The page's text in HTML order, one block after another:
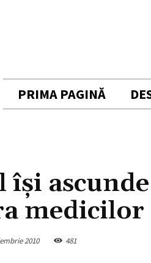
PRIMA PAGINĂ
îşi
medicilor
2010 481